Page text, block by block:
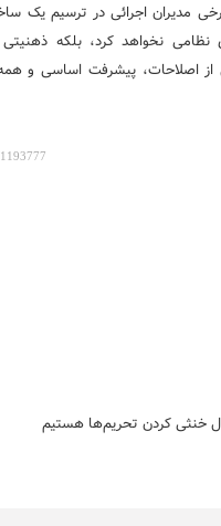
مدیران اجرائی در ترسیم یک
نظامی نخواهد کرد، بلکه
از اصلاحات، پیشرفت اساسی و
خنثی کردن تحریم‌ها هستیم